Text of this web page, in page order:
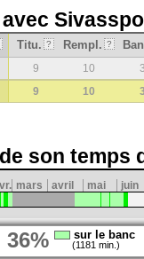
Titu. ? Rempl. ?
9 10
9 10
son temps
mars avril mai juin
36% sur le banc
(1181 min.)